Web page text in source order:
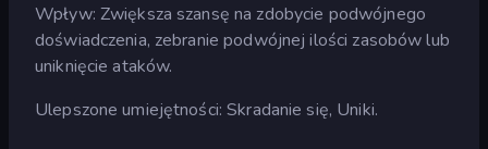
Wpływ: Zwiększa szansę na zdobycie podwójnego
doświadczenia, zebranie podwójnej ilości zasobów lub
uniknięcie ataków.
Ulepszone umiejętności: Skradanie się, Uniki.